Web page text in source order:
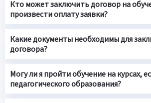
Кто может заключить договор на
произвести оплату заявки?
Какие документы необходимы для
договора?
Могу ли я пройти обучение на курсах,
педагогического образования?